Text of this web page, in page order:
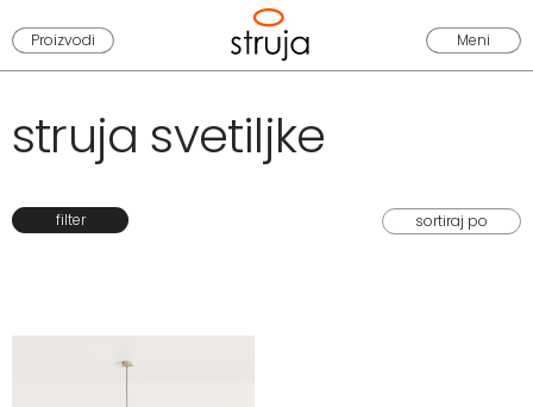
Proizvodi Meni
struja svetiljke
filter